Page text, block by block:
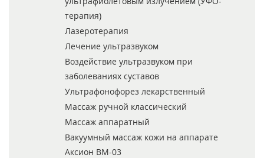
терапия)
Лазеротерапия
Лечение ультразвуком
Воздействие ультразвуком при
заболеваниях суставов
Ультрафонофорез лекарственный
Массаж ручной классический
Массаж аппаратный
Вакуумный массаж кожи на аппарате
Аксион ВМ-03